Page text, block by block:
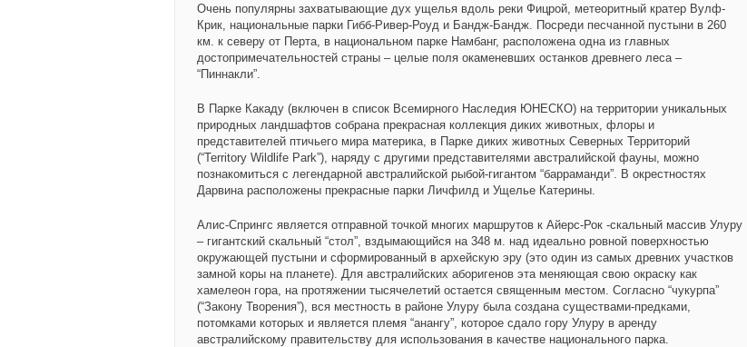
Очень популярны захватывающие дух ущелья вдоль реки Фицрой, метеоритный кратер Вулф-
Крик, национальные парки Гибб-Ривер-Роуд и Бандж-Бандж. Посреди песчанной пустыни в 260
км. к северу от Перта, в национальном парке Намбанг, расположена одна из главных
достопримечательностей страны – целые поля окаменевших останков древнего леса –
“Пиннакли”.
В Парке Какаду (включен в список Всемирного Наследия ЮНЕСКО) на территории уникальных
природных ландшафтов собрана прекрасная коллекция диких животных, флоры и
представителей птичьего мира материка, в Парке диких животных Северных Территорий
(“Territory Wildlife Park”), наряду с другими представителями австралийской фауны, можно
познакомиться с легендарной австралийской рыбой-гигантом “барраманди”. В окрестностях
Дарвина расположены прекрасные парки Личфилд и Ущелье Катерины.
Алис-Спрингс является отправной точкой многих маршрутов к Айерс-Рок -скальный массив Улуру
– гигантский скальный “стол”, вздымающийся на 348 м. над идеально ровной поверхностью
окружающей пустыни и сформированный в архейскую эру (это один из самых древних участков
замной коры на планете). Для австралийских аборигенов эта меняющая свою окраску как
хамелеон гора, на протяжении тысячелетий остается священным местом. Согласно “чукурпа”
(“Закону Творения”), вся местность в районе Улуру была создана существами-предками,
потомками которых и является племя “анангу”, которое сдало гору Улуру в аренду
австралийскому правительству для использования в качестве национального парка.